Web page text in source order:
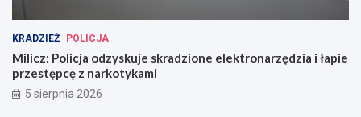
KRADZIEŻ POLICJA
Milicz: Policja odzyskuje skradzione elektronarzędzia i łapie
przestępcę z narkotykami
5 sierpnia 2026